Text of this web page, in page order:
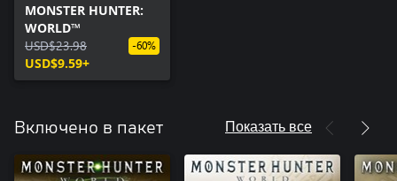
MONSTER HUNTER:
WORLD™
USD$23.98
USD$9.59+
-60%
Включено в пакет Показать все